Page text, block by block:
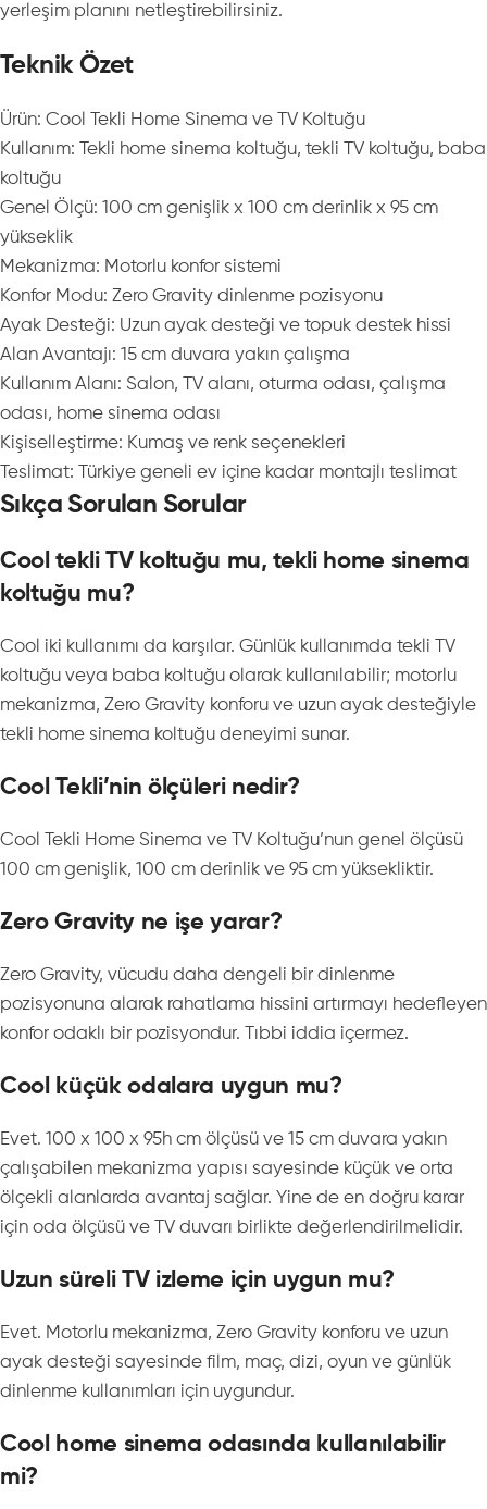
yerleşim planını netleştirebilirsiniz.
Teknik Özet
Ürün: Cool Tekli Home Sinema ve TV Koltuğu
Kullanım: Tekli home sinema koltuğu, tekli TV koltuğu, baba
koltuğu
Genel Ölçü: 100 cm genişlik x 100 cm derinlik x 95 cm
yükseklik
Mekanizma: Motorlu konfor sistemi
Konfor Modu: Zero Gravity dinlenme pozisyonu
Ayak Desteği: Uzun ayak desteği ve topuk destek hissi
Alan Avantajı: 15 cm duvara yakın çalışma
Kullanım Alanı: Salon, TV alanı, oturma odası, çalışma
odası, home sinema odası
Kişiselleştirme: Kumaş ve renk seçenekleri
Teslimat: Türkiye geneli ev içine kadar montajlı teslimat
Sıkça Sorulan Sorular
Cool tekli TV koltuğu mu, tekli home sinema
koltuğu mu?
Cool iki kullanımı da karşılar. Günlük kullanımda tekli TV
koltuğu veya baba koltuğu olarak kullanılabilir; motorlu
mekanizma, Zero Gravity konforu ve uzun ayak desteğiyle
tekli home sinema koltuğu deneyimi sunar.
Cool Tekli’nin ölçüleri nedir?
Cool Tekli Home Sinema ve TV Koltuğu’nun genel ölçüsü
100 cm genişlik, 100 cm derinlik ve 95 cm yüksekliktir.
Zero Gravity ne işe yarar?
Zero Gravity, vücudu daha dengeli bir dinlenme
pozisyonuna alarak rahatlama hissini artırmayı hedefleyen
konfor odaklı bir pozisyondur. Tıbbi iddia içermez.
Cool küçük odalara uygun mu?
Evet. 100 x 100 x 95h cm ölçüsü ve 15 cm duvara yakın
çalışabilen mekanizma yapısı sayesinde küçük ve orta
ölçekli alanlarda avantaj sağlar. Yine de en doğru karar
için oda ölçüsü ve TV duvarı birlikte değerlendirilmelidir.
Uzun süreli TV izleme için uygun mu?
Evet. Motorlu mekanizma, Zero Gravity konforu ve uzun
ayak desteği sayesinde film, maç, dizi, oyun ve günlük
dinlenme kullanımları için uygundur.
Cool home sinema odasında kullanılabilir
mi?